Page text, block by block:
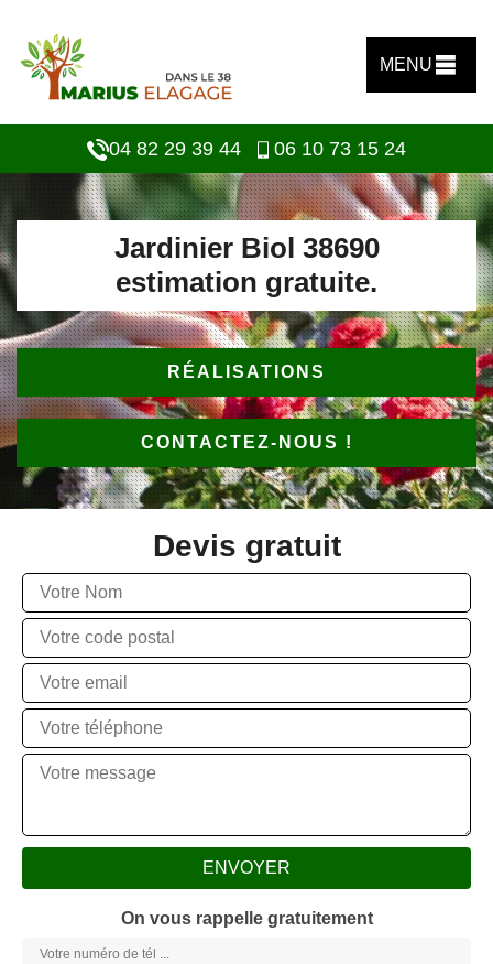
MENU
04 82 29 39 44 06 10 73 15 24
Jardinier Biol 38690
estimation gratuite.
RÉALISATIONS
CONTACTEZ-NOUS !
Devis gratuit
On vous rappelle gratuitement